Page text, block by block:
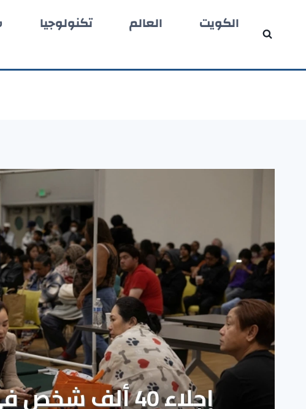
المحتوى
الكويت العالم تكنولوجيا